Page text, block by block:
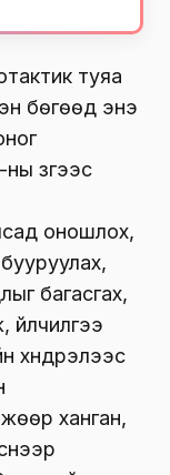
туяа
бөгөөд энэ
зүгээс
оношлох,
багасгах,
хүндрэлээс
ханган,